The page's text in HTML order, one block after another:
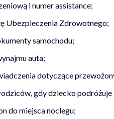
i numer assistance;
Ubezpieczenia Zdrowotnego;
samochodu;
auta;
dotyczące
gdy dziecko
do miejsca noclegu;